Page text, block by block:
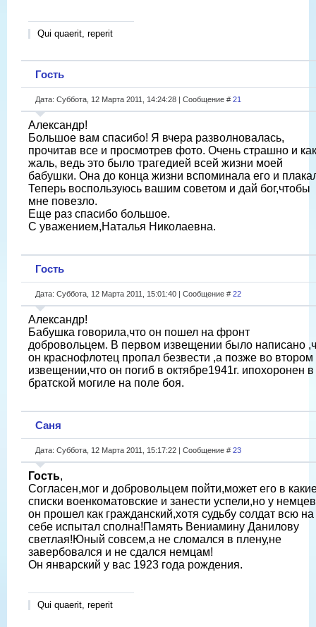
Qui quaerit, reperit
Гость
Дата: Суббота, 12 Марта 2011, 14:24:28 | Сообщение # 21
Александр!
Большое вам спасибо! Я вчера разволновалась,
прочитав все и просмотрев фото. Очень страшно и как
жаль, ведь это было трагедией всей жизни моей
бабушки. Она до конца жизни вспоминала его и
Теперь воспользуюсь вашим советом и дай бог,чтобы
мне повезло.
Еще раз спасибо большое.
С уважением,Наталья Николаевна.
Гость
Дата: Суббота, 12 Марта 2011, 15:01:40 | Сообщение # 22
Aлександр!
Бабушка говорила,что он пошел на фронт
добровольцем. В первом извещении было написано
он краснофлотец пропал безвести ,а позже во втором
извещении,что он погиб в октябре1941г. ипохоронен в
братской могиле на поле боя.
Саня
Дата: Суббота, 12 Марта 2011, 15:17:22 | Сообщение # 23
Гость,
Согласен,мог и добровольцем пойти,может его в
списки военкоматовские и занести успели,но у немцев
он прошел как гражданский,хотя судьбу солдат всю на
себе испытал сполна!Память Вениамину Данилову
светлая!Юный совсем,а не сломался в плену,не
завербовался и не сдался немцам!
Он январский у вас 1923 года рождения.
Qui quaerit, reperit